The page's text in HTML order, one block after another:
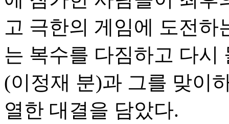
고 극한의 게임에 도전하
는 복수를 다짐하고 다시
(이정재 분)과 그를 맞이
열한 대결을 담았다.